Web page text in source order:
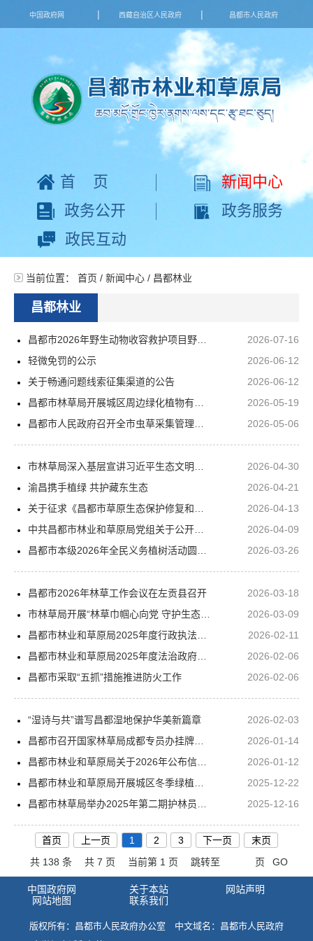
中国政府网 | 西藏自治区人民政府 | 昌都市人民政府
首页
新闻中心
政务公开
政务服务
政民互动
当前位置： 首页 / 新闻中心 / 昌都林业
昌都林业
昌都市2026年野生动物收容救护项目野生动物救护跟踪监测询比采购公告
2026-07-16
轻微免罚的公示
2026-06-12
关于畅通问题线索征集渠道的公告
2026-06-12
昌都市林草局开展城区周边绿化植物有害生物专项检查
2026-05-19
昌都市人民政府召开全市虫草采集管理工作调度会
2026-05-06
市林草局深入基层宣讲习近平生态文明思想
2026-04-30
渝昌携手植绿 共护藏东生态
2026-04-21
关于征求《昌都市草原生态保护修复和草业发展规划（2026-2035年）》意见建议的公告
2026-04-13
中共昌都市林业和草原局党组关于公开征求树立和践行正确政绩观学习教育意见建议的公告
2026-04-09
昌都市本级2026年全民义务植树活动圆满完成
2026-03-26
昌都市2026年林草工作会议在左贡县召开
2026-03-18
市林草局开展“林草巾帼心向党 守护生态建新功”三八国际妇女节主题党日活动
2026-03-09
昌都市林业和草原局2025年度行政执法统计年报
2026-02-11
昌都市林业和草原局2025年度法治政府建设情况的报告
2026-02-06
昌都市采取“五抓”措施推进防火工作
2026-02-06
“湿诗与共”谱写昌都湿地保护华美新篇章
2026-02-03
昌都市召开国家林草局成都专员办挂牌督办案件、审计整改、林草执法等发现问题整改推进会暨森林草原防火工作调度会
2026-01-14
昌都市林业和草原局关于2026年公布信访工作领导接访日安排的公告
2026-01-12
昌都市林业和草原局开展城区冬季绿植保温及修剪工作
2025-12-22
昌都市林草局举办2025年第二期护林员培训班
2025-12-16
首页 上一页 1 2 3 下一页
末页
共 138 条
共 7 页 当前第 1 页 跳转至 页 GO
中国政府网 关于本站
网站声明
网站地图
联系我们
版权所有：昌都市人民政府办公室 中文域名：昌都市人民政府